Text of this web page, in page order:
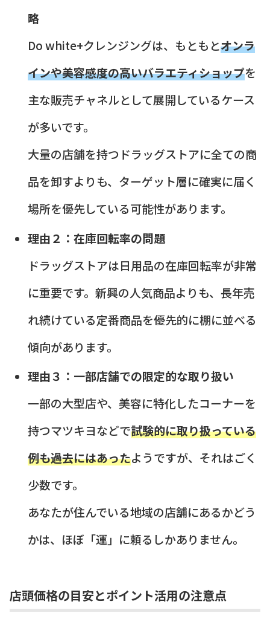
略
Do white+クレンジングは、もともとオンラ
インや美容感度の高いバラエティショップを
主な販売チャネルとして展開しているケース
が多いです。
大量の店舗を持つドラッグストアに全ての商
品を卸すよりも、ターゲット層に確実に届く
場所を優先している可能性があります。
理由２：在庫回転率の問題
ドラッグストアは日用品の在庫回転率が非常
に重要です。新興の人気商品よりも、長年売
れ続けている定番商品を優先的に棚に並べる
傾向があります。
理由３：一部店舗での限定的な取り扱い
一部の大型店や、美容に特化したコーナーを
持つマツキヨなどで試験的に取り扱っている
例も過去にはあったようですが、それはごく
少数です。
あなたが住んでいる地域の店舗にあるかどう
かは、ほぼ「運」に頼るしかありません。
店頭価格の目安とポイント活用の注意点